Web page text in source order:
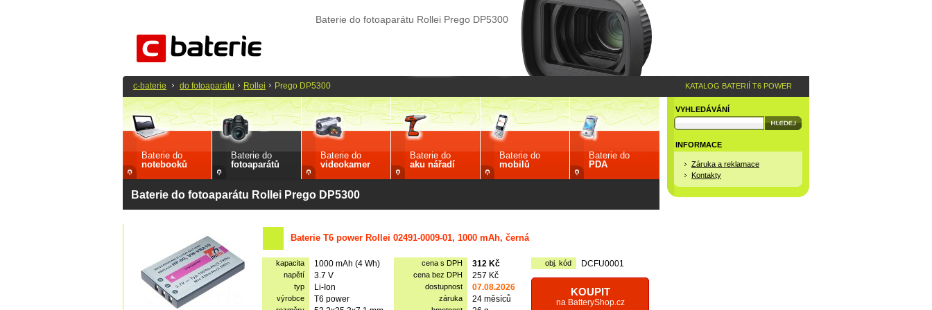
Baterie do fotoaparátu Rollei Prego DP5300
Baterie do
notebooků
Baterie do
fotoaparátů
Baterie do
videokamer
Baterie do
aku nářadí
Baterie do
mobilů
Baterie do
PDA
Baterie do fotoaparátu Rollei Prego DP5300
Baterie T6 power Rollei 02491-0009-01, 1000 mAh, černá
kapacita 1000 mAh (4 Wh) cena s DPH 312 Kč obj. kód DCFU0001
napětí 3.7 V cena bez DPH 257 Kč
KOUPIT
na BatteryShop.cz
typ Li-Ion dostupnost 07.08.2026
výrobce T6 power záruka 24 měsíců
VYHLEDÁVÁNÍ
INFORMACE
Záruka a reklamace
Kontakty
c-baterie do fotoaparátu Rollei Prego DP5300 KATALOG BATERIÍ T6 POWER